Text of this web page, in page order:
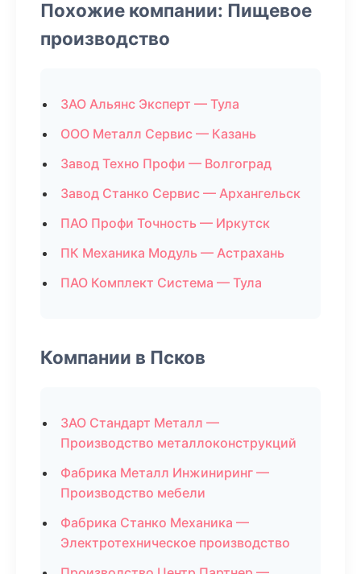
Похожие компании: Пищевое
производство
ЗАО Альянс Эксперт — Тула
ООО Металл Сервис — Казань
Завод Техно Профи — Волгоград
Завод Станко Сервис — Архангельск
ПАО Профи Точность — Иркутск
ПК Механика Модуль — Астрахань
ПАО Комплект Система — Тула
Компании в Псков
ЗАО Стандарт Металл —
Производство металлоконструкций
Фабрика Металл Инжиниринг —
Производство мебели
Фабрика Станко Механика —
Электротехническое производство